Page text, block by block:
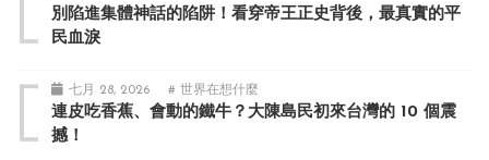
別陷進集體神話的陷阱！看穿帝王正史背後，最真實的平
民血淚
七月 28, 2026 # 世界在想什麼
連皮吃香蕉、會動的鐵牛？大陳島民初來台灣的 10 個震
撼！